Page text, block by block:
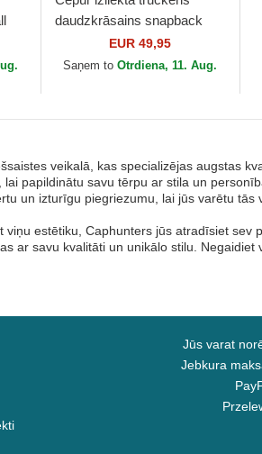
daudzkrāsains snapback
Panther Verry Dapper The
Farm no Goorin Bros.
EUR 49,95
Saņem toOtrdiena, 11. Aug.
veikalā, kas specializējas augstas
papildinātu savu tērpu ar stila un
un izturīgu piegriezumu, lai jūs varētu tās
estētiku, Caphunters jūs atradīsiet sev
ar savu kvalitāti un unikālo stilu. Negaidiet
Jūs varat
Jebkura